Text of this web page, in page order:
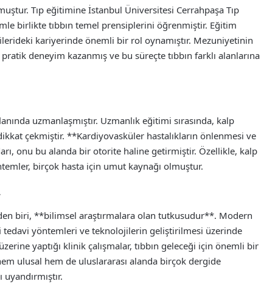
Tıp eğitimine İstanbul Üniversitesi Cerrahpaşa Tıp
birlikte tıbbın temel prensiplerini öğrenmiştir. Eğitim
kariyerinde önemli bir rol oynamıştır. Mezuniyetinin
deneyim kazanmış ve bu süreçte tıbbın farklı alanlarına
uzmanlaşmıştır. Uzmanlık eğitimi sırasında, kalp
çekmiştir. **Kardiyovasküler hastalıkların önlenmesi ve
onu bu alanda bir otorite haline getirmiştir. Özellikle, kalp
birçok hasta için umut kaynağı olmuştur.
biri, **bilimsel araştırmalara olan tutkusudur**. Modern
tedavi yöntemleri ve teknolojilerin geliştirilmesi üzerinde
yaptığı klinik çalışmalar, tıbbın geleceği için önemli bir
ulusal hem de uluslararası alanda birçok dergide